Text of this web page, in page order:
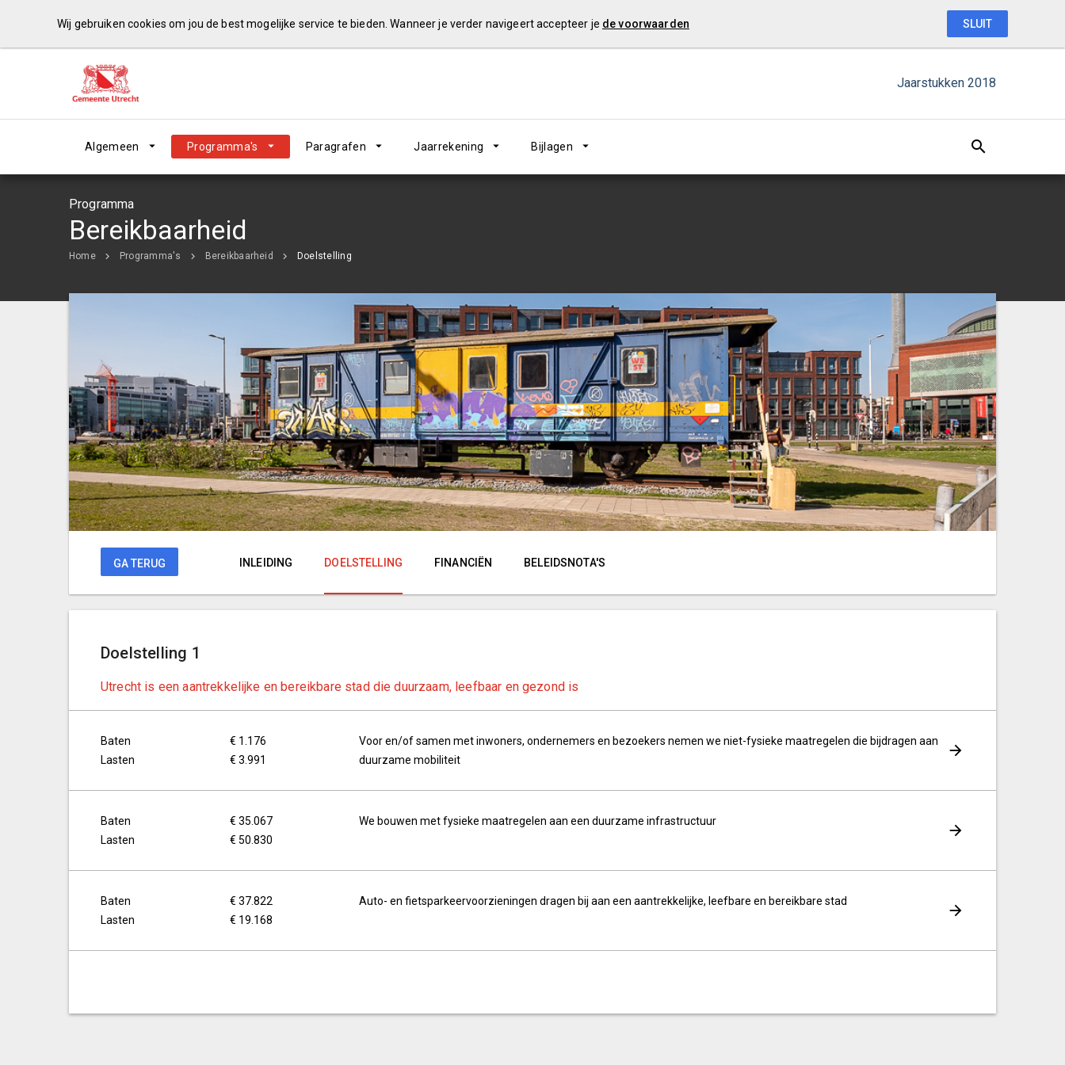
Jaarstukken 2018
Algemeen Programma's Paragrafen Jaarrekening Bijlagen
Programma
Bereikbaarheid
Home Programma's Bereikbaarheid Doelstelling
Doelstelling 1
Utrecht is een aantrekkelijke en bereikbare stad die duurzaam, leefbaar en gezond is
Baten € 1.176
Voor en/of samen met inwoners, ondernemers en bezoekers nemen we niet-fysieke maatregelen die bijdragen aan
duurzame mobiliteit
Lasten € 3.991
Baten € 35.067
We bouwen met fysieke maatregelen aan een duurzame infrastructuur
Lasten
€ 50.830
Baten € 37.822
Auto- en fietsparkeervoorzieningen dragen bij aan een aantrekkelijke, leefbare en bereikbare stad
Lasten
€ 19.168
INLEIDING DOELSTELLING FINANCIËN BELEIDSNOTA'S
GA TERUG
Wij gebruiken cookies om jou de best mogelijke service te bieden. Wanneer je verder navigeert accepteer je de voorwaarden SLUIT